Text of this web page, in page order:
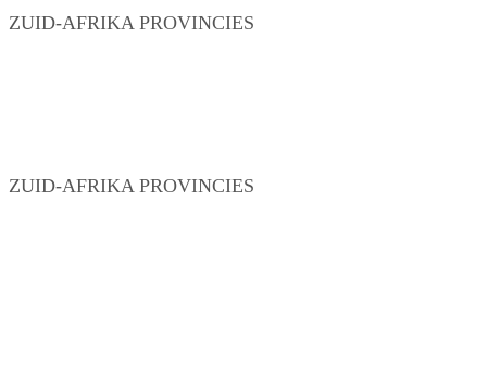
ZUID-AFRIKA PROVINCIES
ZUID-AFRIKA PROVINCIES